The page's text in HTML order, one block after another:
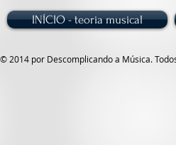
INÍCIO - teoria musical
© 2014 por Descomplicando a Música.